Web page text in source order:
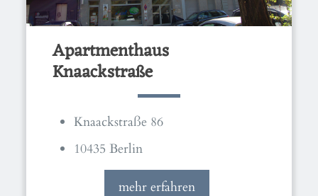
Apartmenthaus
Knaackstraße
Knaackstraße 86
10435 Berlin
mehr erfahren